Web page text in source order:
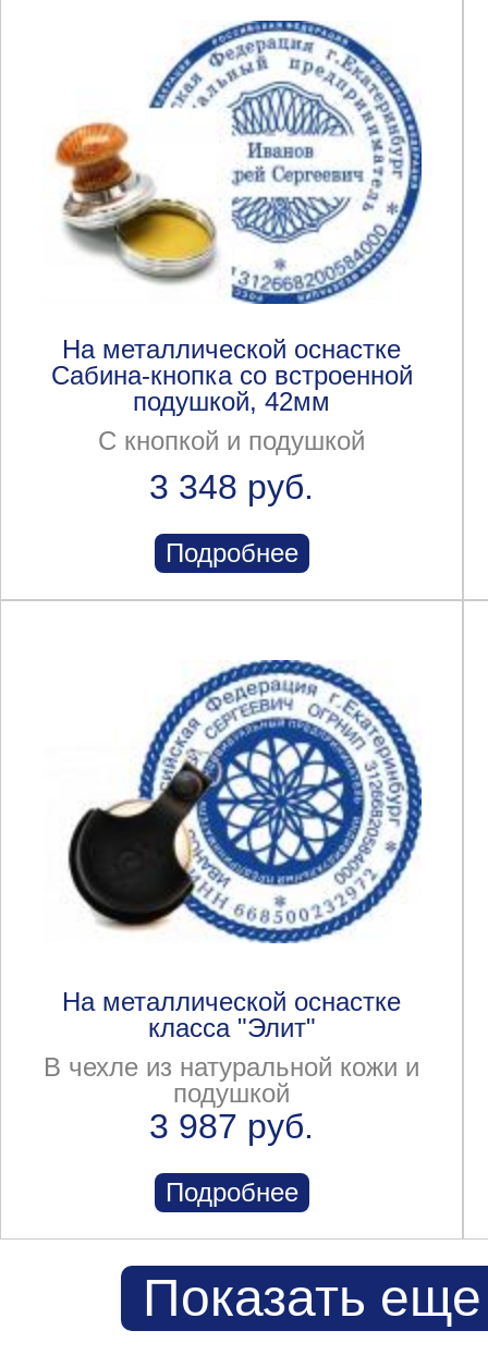
На металлической оснастке
Сабина-кнопка со встроенной
подушкой, 42мм
С кнопкой и подушкой
3 348 руб.
Подробнее
На металлической оснастке
класса "Элит"
В чехле из натуральной кожи и
подушкой
3 987 руб.
Подробнее
Показать